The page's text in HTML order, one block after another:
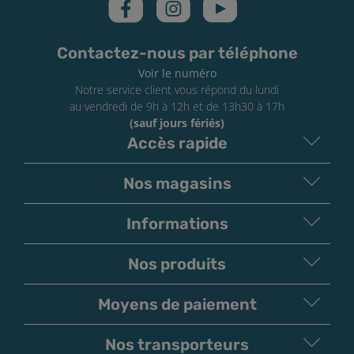
Contactez-nous par téléphone
Voir le numéro
Notre service client vous répond du lundi
au vendredi de 9h à 12h et de 13h30 à 17h
(sauf jours fériés)
Accès rapide
Nos magasins
Informations
Nos produits
Moyens de paiement
Nos transporteurs